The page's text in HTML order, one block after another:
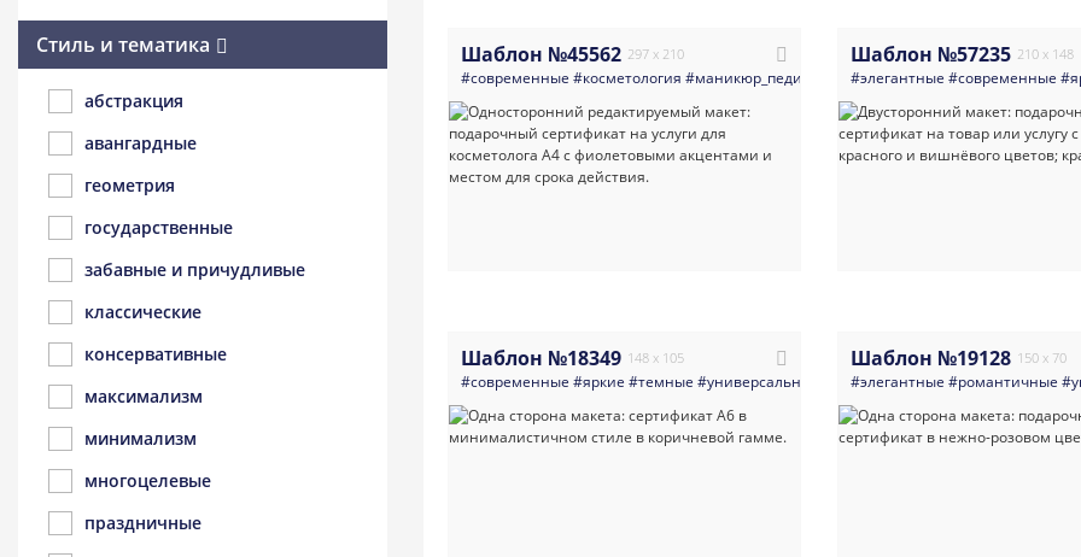
Стиль и тематика
абстракция
авангардные
геометрия
государственные
забавные и причудливые
классические
консервативные
максимализм
минимализм
многоцелевые
праздничные
Шаблон №45562 297 x 210
#современные #косметология #маникюр_педикюр #визажисты#цветы
Шаблон №57235 210 x 148
#элегантные #современные
Шаблон №18349 148 x 105
#современные #яркие #темные #универсальные #косметология#маникюр_педикюр
Шаблон №19128 150 x 70
#элегантные #романтичные